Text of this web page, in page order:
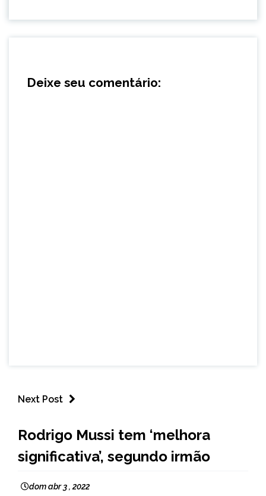
Deixe seu comentário:
Next Post
Rodrigo Mussi tem ‘melhora
significativa’, segundo irmão
dom abr 3 , 2022